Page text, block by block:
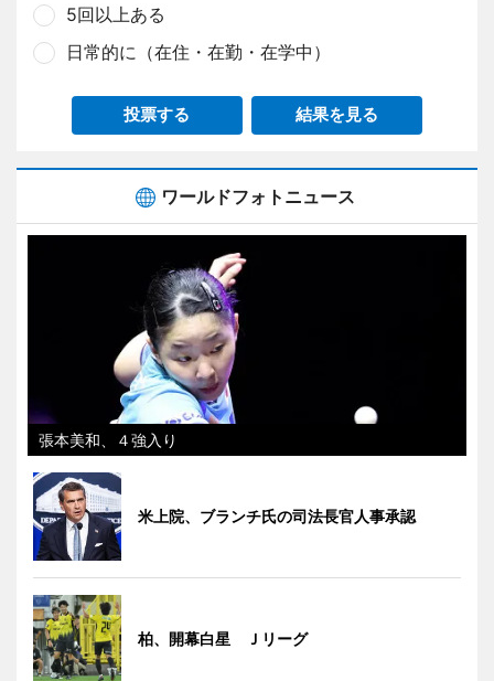
5回以上ある
日常的に（在住・在勤・在学中）
投票する 結果を見る
ワールドフォトニュース
張本美和、４強入り
米上院、ブランチ氏の司法長官人事承認
柏、開幕白星 Ｊリーグ